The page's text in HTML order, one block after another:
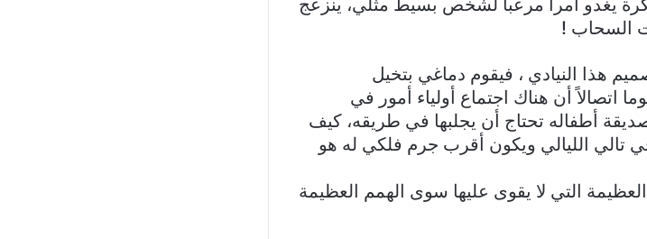
يغدو أمرا مرعبا لشخص بسيط مثلي، ينزعج
السحاب !
هذا النيادي ، فيقوم دماغي بتخيل
اتصالاً أن هناك اجتماع أولياء أمور في
أطفاله تحتاج أن يجلبها في طريقه، كيف
تالي الليالي ويكون أقرب جرم فلكي له هو
التي لا يقوى عليها سوى الهمم العظيمة